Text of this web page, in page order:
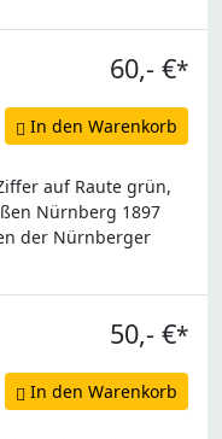
60,- €*
In den Warenkorb
auf Raute grün,
Nürnberg 1897
der Nürnberger
50,- €*
In den Warenkorb